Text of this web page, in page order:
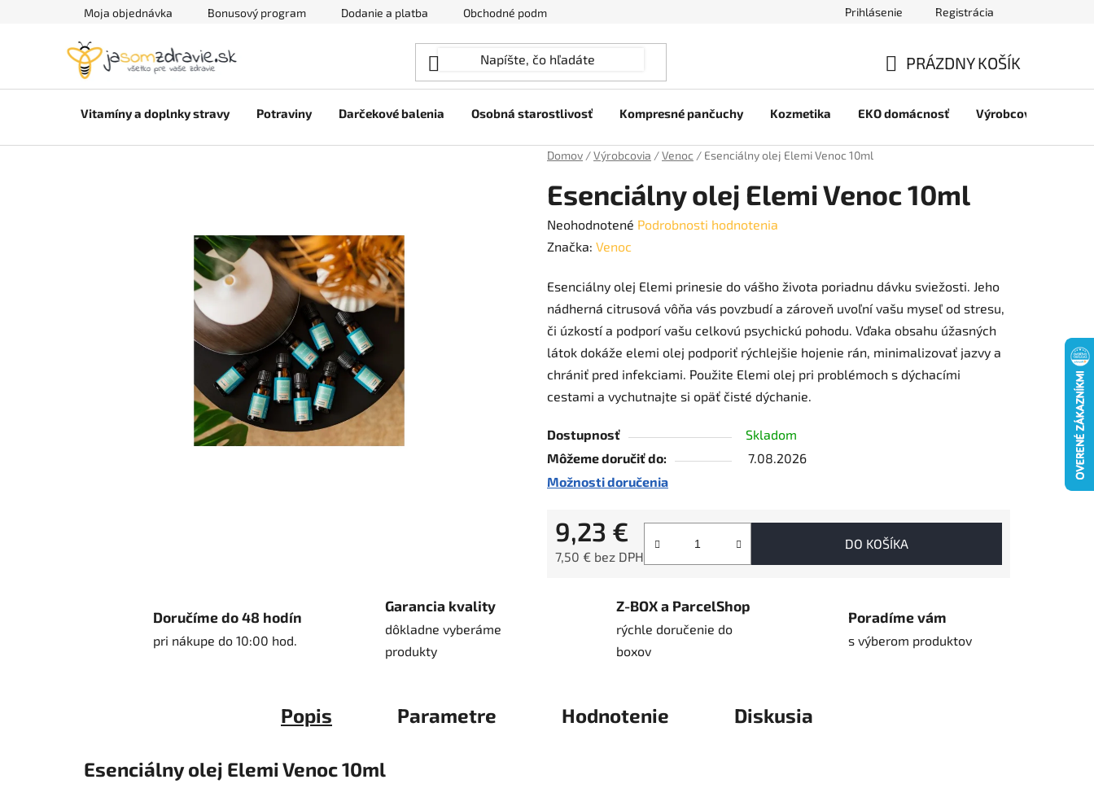
Moja objednávka Bonusový program Dodanie a platba Obchodné podmienky Prihlásenie Registrácia
KOŠÍK
PRÁZDNY KOŠÍK
Vitamíny a doplnky stravy Potraviny Darčekové balenia Osobná starostlivosť Kompresné pančuchy Kozmetika EKO domácnosť Výrobcovia
Domov /Výrobcovia /Venoc / Esenciálny olej Elemi Venoc 10ml
Esenciálny olej Elemi Venoc 10ml
Priemerné
hodnotenie
je
0,0
z
5
hviezdičiek.
Neohodnotené Podrobnosti hodnotenia
Značka: Venoc
Esenciálny olej Elemi prinesie do vášho života poriadnu dávku sviežosti. Jeho
nádherná citrusová vôňa vás povzbudí a zároveň uvoľní vašu myseľ od stresu,
či úzkostí a podporí vašu celkovú psychickú pohodu. Vďaka obsahu úžasných
látok dokáže elemi olej podporiť rýchlejšie hojenie rán, minimalizovať jazvy a
chrániť pred infekciami. Použite Elemi olej pri problémoch s dýchacími
cestami a vychutnajte si opäť čisté dýchanie.
Dostupnosť
Skladom
Môžeme doručiť do:
7.08.2026
Možnosti doručenia
9,23 €
7,50 € bez DPH
DO KOŠÍKA
Doručíme do 48 hodín
pri nákupe do 10:00 hod.
Garancia kvality
dôkladne vyberáme
produkty
Z-BOX a ParcelShop
rýchle doručenie do
boxov
Poradíme vám
s výberom produktov
Popis Parametre Hodnotenie Diskusia
Esenciálny olej Elemi Venoc 10ml